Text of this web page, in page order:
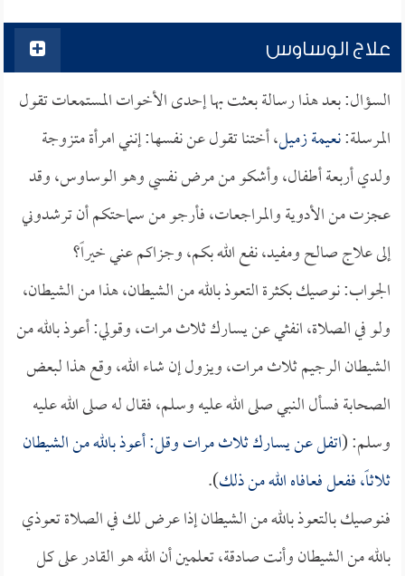
علاج الوساوس
السؤال: بعد هذا رسالة بعثت بها إحدى الأخوات المستمعات تقول
المرسلة:نعيمة زميل، أختنا تقول عن نفسها: إنني امرأة متزوجة
ولدي أربعة أطفال، وأشكو من مرض نفسي وهو الوساوس، وقد
عجزت من الأدوية والمراجعات، فأرجو من سماحتكم أن ترشدوني
إلى علاج صالح ومفيد، نفع الله بكم، وجزاكم عني خيراً؟
الجواب: نوصيك بكثرة التعوذ بالله من الشيطان، هذا من الشيطان،
ولو في الصلاة، انفثي عن يسارك ثلاث مرات، وقولي: أعوذ بالله من
الشيطان الرجيم ثلاث مرات، ويزول إن شاء الله، وقع هذا لبعض
الصحابة فسأل النبي صلى الله عليه وسلم، فقال له صلى الله عليه
وسلم: (اتفل عن يسارك ثلاث مرات وقل: أعوذ بالله من الشيطان
ثلاثاً، ففعل فعافاه الله من ذلك).
فنوصيك بالتعوذ بالله من الشيطان إذا عرض لك في الصلاة تعوذي
بالله من الشيطان وأنت صادقة، تعلمين أن الله هو القادر على كل